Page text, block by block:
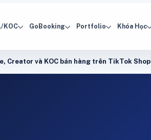
KOC GoBooking Portfolio Khóa Học
Creator và KOC bán hàng trên TikTok Shop